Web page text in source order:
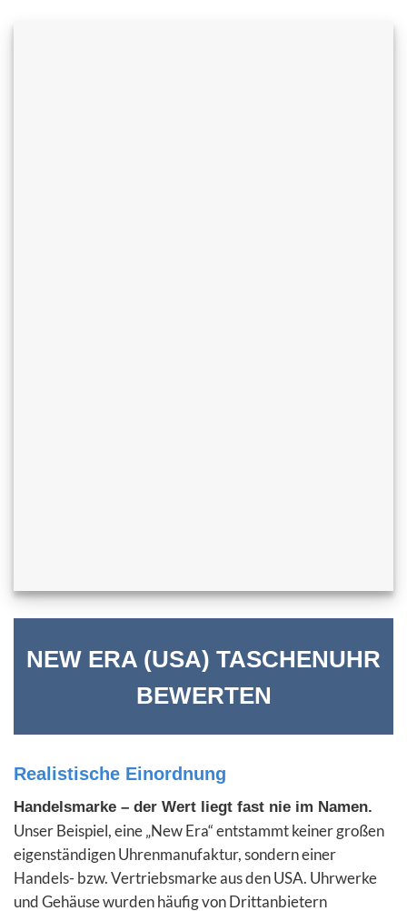
NEW ERA (USA) TASCHENUHR
BEWERTEN
Realistische Einordnung
Handelsmarke – der Wert liegt fast nie im Namen.
Unser Beispiel, eine „New Era“ entstammt keiner großen
eigenständigen Uhrenmanufaktur, sondern einer
Handels- bzw. Vertriebsmarke aus den USA. Uhrwerke
und Gehäuse wurden häufig von Drittanbietern